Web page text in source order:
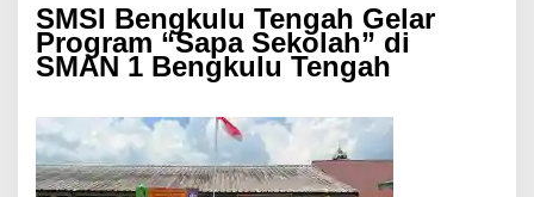
SMSI Bengkulu Tengah Gelar
Program “Sapa Sekolah” di
SMAN 1 Bengkulu Tengah